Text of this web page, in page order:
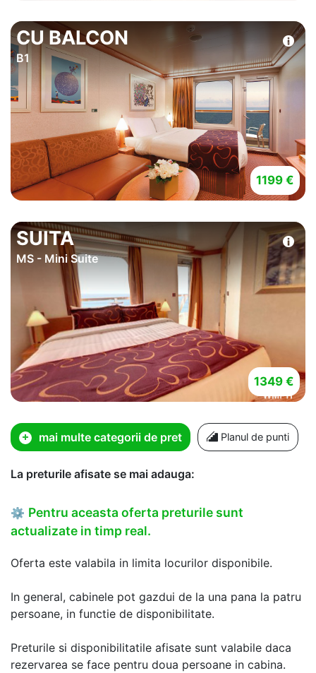
CU BALCON
B1
1199 €
SUITA
MS - Mini Suite
1349 €
mai multe categorii de pret Planul de punti
La preturile afisate se mai adauga:
⚙ Pentru aceasta oferta preturile sunt
actualizate in timp real.
Oferta este valabila in limita locurilor disponibile.
In general, cabinele pot gazdui de la una pana la patru
persoane, in functie de disponibilitate.
Preturile si disponibilitatile afisate sunt valabile daca
rezervarea se face pentru doua persoane in cabina.